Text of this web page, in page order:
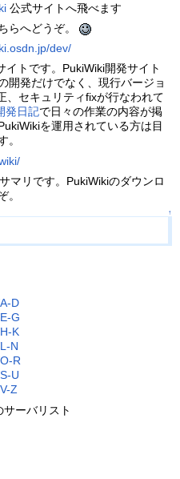
公式サイトへ飛べます
らへどうぞ。
dev/
イトです。PukiWiki開発サイト
開発だけでなく、現行バージョ
、セキュリティfixが行なわれて
発日記で日々の作業の内容が掲
を運用されている方は目
。
マリです。PukiWikiのダウンロ
。
↑
D
G
K
N
R
U
Z
サーバリスト